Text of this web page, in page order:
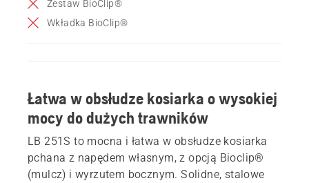
Zestaw BioClip®
Wkładka BioClip®
Łatwa w obsłudze kosiarka o wysokiej
mocy do dużych trawników
LB 251S to mocna i łatwa w obsłudze kosiarka
pchana z napędem własnym, z opcją Bioclip®
(mulcz) i wyrzutem bocznym. Solidne, stalowe